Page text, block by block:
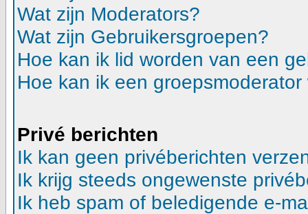
Wat zijn Moderators?
Wat zijn Gebruikersgroepen?
Hoe kan ik lid worden van een
Hoe kan ik een groepsmoderator
Privé berichten
Ik kan geen privéberichten
Ik krijg steeds ongewenste
Ik heb spam of beledigende e-